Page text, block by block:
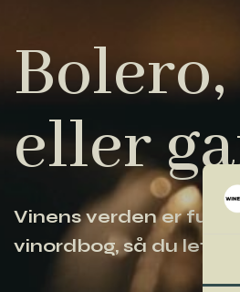
eller
Vinens verden er fuld
vinordbog, så du